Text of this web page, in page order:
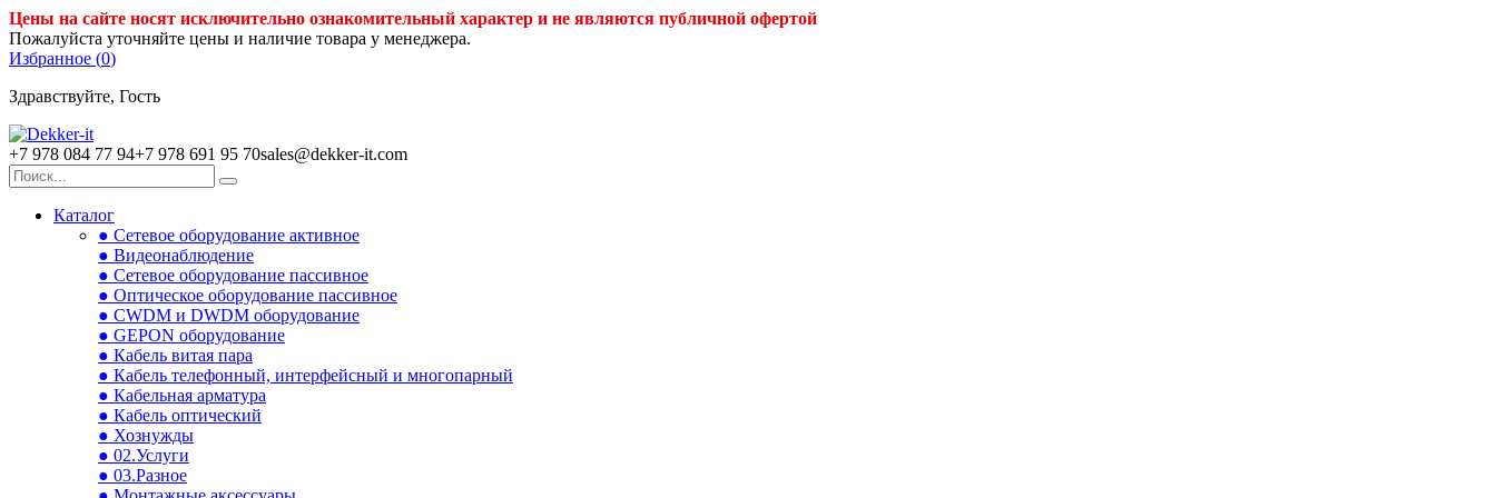
Цены на сайте носят исключительно ознакомительный характер и не являются публичной офертой
Пожалуйста уточняйте цены и наличие товара у менеджера.
Избранное (0)
Здравствуйте, Гость
+7 978 084 77 94+7 978 691 95 70sales@dekker-it.com
Каталог
● Сетевое оборудование активное
● Видеонаблюдение
● Сетевое оборудование пассивное
● Оптическое оборудование пассивное
● CWDM и DWDM оборудование
● GEPON оборудование
● Кабель витая пара
● Кабель телефонный, интерфейсный и многопарный
● Кабельная арматура
● Кабель оптический
● Хознужды
● 02.Услуги
● 03.Разное